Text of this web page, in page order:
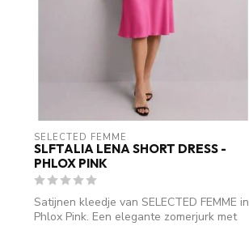
SELECTED FEMME
SLFTALIA LENA SHORT DRESS -
PHLOX PINK
Satijnen kleedje van SELECTED FEMME in
Phlox Pink. Een elegante zomerjurk met